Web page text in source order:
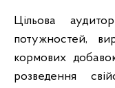
Цільова
потужностей,
кормових
розведення